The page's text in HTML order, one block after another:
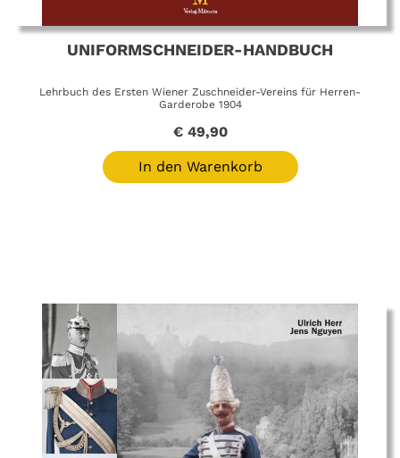
UNIFORMSCHNEIDER-HANDBUCH
Lehrbuch des Ersten Wiener Zuschneider-Vereins für Herren-
Garderobe 1904
€ 49,90
In den Warenkorb